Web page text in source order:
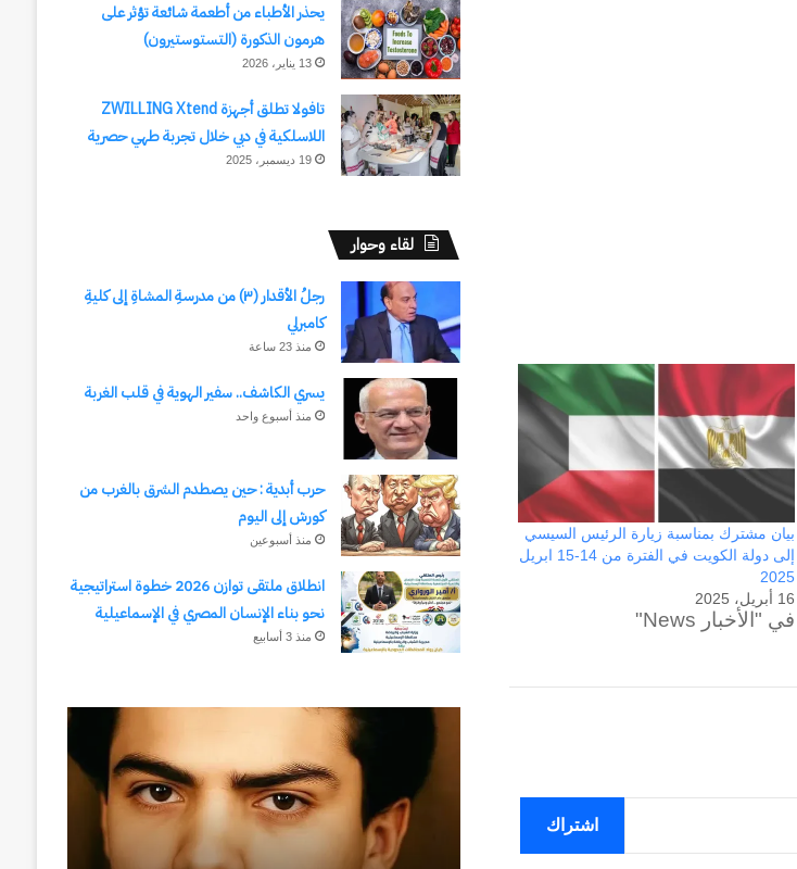
بيان مشترك بمناسبة زيارة الرئيس السيسي
إلى دولة الكويت في الفترة من 14-15 ابريل
2025
16 أبريل، 2025
في "الأخبار News"
اشتراك
يحذر الأطباء من أطعمة شائعة تؤثر على
هرمون الذكورة (التستوستيرون)
13 يناير، 2026
تافولا تطلق أجهزة ZWILLING Xtend
اللاسلكية في دبي خلال تجربة طهي حصرية
19 ديسمبر، 2025
لقاء وحوار
رجلُ الأقدار (٣) من مدرسةِ المشاةِ إلى كليةِ
كامبرلي
منذ 23 ساعة
يسري الكاشف.. سفير الهوية في قلب الغربة
منذ أسبوع واحد
حرب أبدية : حين يصطدم الشرق بالغرب من
كورش إلى اليوم
منذ أسبوعين
انطلاق ملتقى توازن 2026 خطوة استراتيجية
نحو بناء الإنسان المصري في الإسماعيلية
منذ 3 أسابيع
مدرسةِ